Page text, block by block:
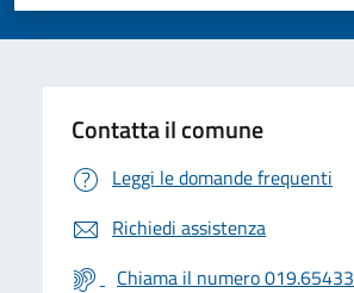
Contatta il comune
Leggi le domande frequenti
Richiedi assistenza
Chiama il numero 019.65433